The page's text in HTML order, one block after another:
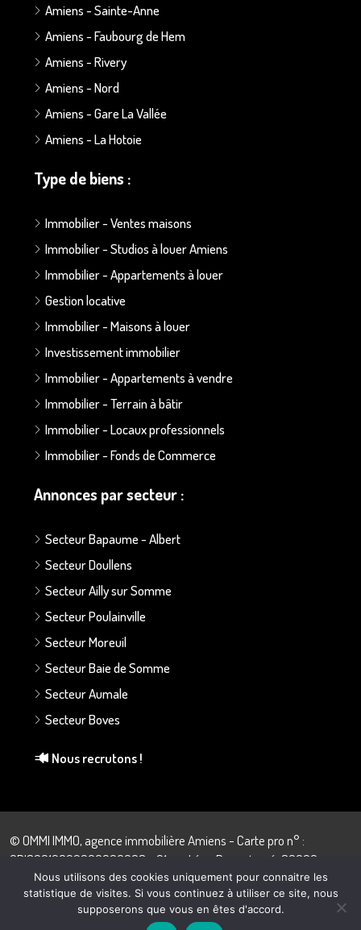
Amiens - Sainte-Anne
Amiens - Faubourg de Hem
Amiens - Rivery
Amiens - Nord
Amiens - Gare La Vallée
Amiens - La Hotoie
Type de biens :
Immobilier - Ventes maisons
Immobilier - Studios à louer Amiens
Immobilier - Appartements à louer
Gestion locative
Immobilier - Maisons à louer
Investissement immobilier
Immobilier - Appartements à vendre
Immobilier - Terrain à bâtir
Immobilier - Locaux professionnels
Immobilier - Fonds de Commerce
Annonces par secteur :
Secteur Bapaume - Albert
Secteur Doullens
Secteur Ailly sur Somme
Secteur Poulainville
Secteur Moreuil
Secteur Baie de Somme
Secteur Aumale
Secteur Boves
Nous recrutons !
© OMMI IMMO, agence immobilière Amiens - Carte pro n° :
CPI80012022000000008 - 21 rue Léon Dupontreué, 80000
Amiens - 03.22.43.57.28
Nous utilisons des cookies uniquement pour connaitre les
statistique de visites. Si vous continuez à utiliser ce site, nous
supposerons que vous en êtes d'accord.